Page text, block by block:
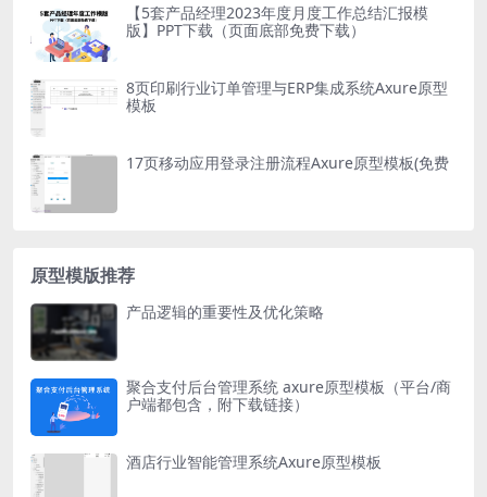
【5套产品经理2023年度月度工作总结汇报模
版】PPT下载（页面底部免费下载）
8页印刷行业订单管理与ERP集成系统Axure原型
模板
17页移动应用登录注册流程Axure原型模板(免费
原型模版推荐
产品逻辑的重要性及优化策略
聚合支付后台管理系统 axure原型模板（平台/商
户端都包含，附下载链接）
酒店行业智能管理系统Axure原型模板